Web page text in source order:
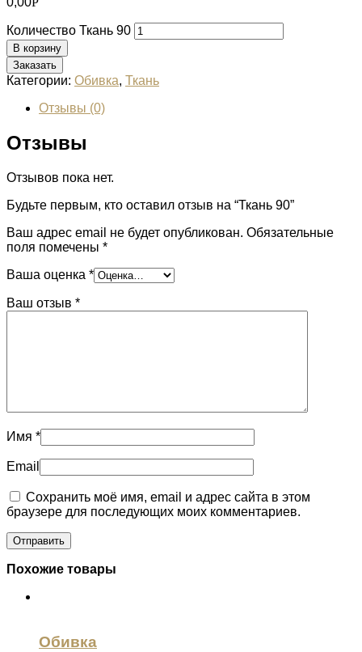
Количество Ткань 90
В корзину
Заказать
Категории: Обивка, Ткань
Отзывы (0)
Отзывы
Отзывов пока нет.
Будьте первым, кто оставил отзыв на “Ткань 90”
Ваш адрес email не будет опубликован. Обязательные
поля помечены *
Ваша оценка *
Ваш отзыв *
Имя *
Email
Сохранить моё имя, email и адрес сайта в этом
браузере для последующих моих комментариев.
Похожие товары
Обивка